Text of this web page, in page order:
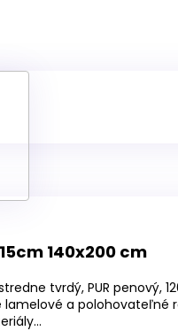
cm
15cm 140x200 cm
tvrdý, PUR penový,
lamelové a polohovateľné